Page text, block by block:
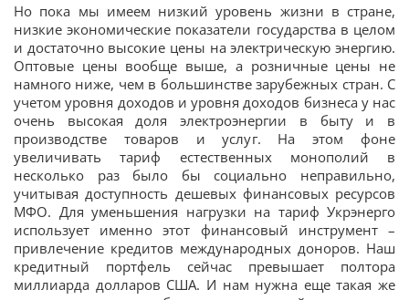
Но пока мы имеем низкий уровень жизни в стране,
низкие экономические показатели государства в целом
и достаточно высокие цены на электрическую энергию.
Оптовые цены вообще выше, а розничные цены не
намного ниже, чем в большинстве зарубежных стран. С
учетом уровня доходов и уровня доходов бизнеса у нас
очень высокая доля электроэнергии в быту и в
производстве товаров и услуг. На этом фоне
увеличивать тариф естественных монополий в
несколько раз было бы социально неправильно,
учитывая доступность дешевых финансовых ресурсов
МФО. Для уменьшения нагрузки на тариф Укрэнерго
использует именно этот финансовый инструмент –
привлечение кредитов международных доноров. Наш
кредитный портфель сейчас превышает полтора
миллиарда долларов США. И нам нужна еще такая же